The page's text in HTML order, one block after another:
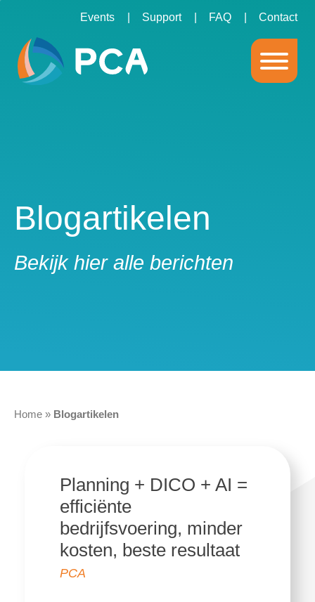
Events Support FAQ Contact
Blogartikelen
Bekijk hier alle berichten
Home » Blogartikelen
Planning + DICO + AI =
efficiënte
bedrijfsvoering, minder
kosten, beste resultaat
PCA